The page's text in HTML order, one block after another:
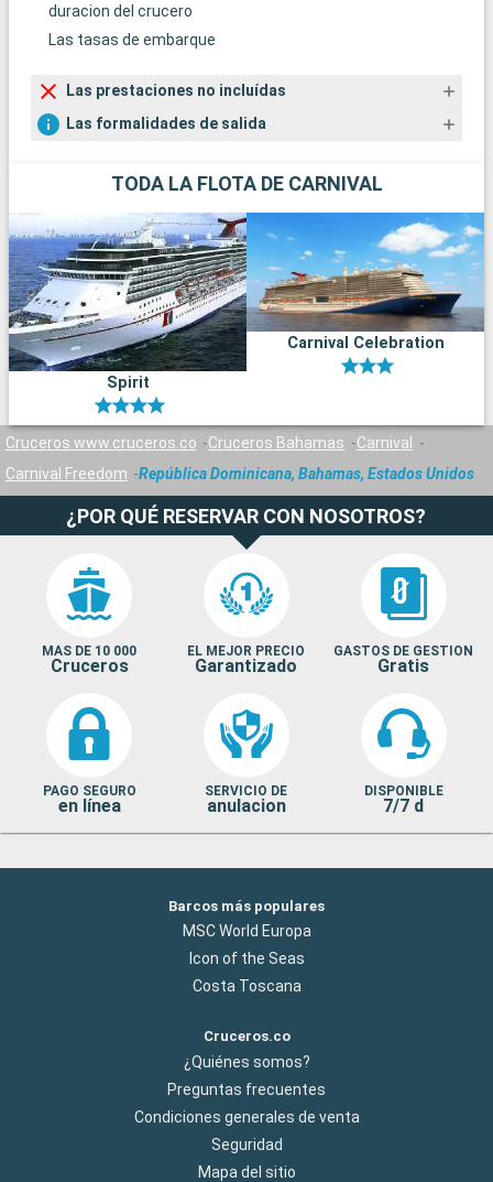
duracion del crucero
Las tasas de embarque
Las prestaciones no incluídas
Las formalidades de salida
TODA LA FLOTA DE CARNIVAL
Spirit
Carnival Celebration
Cruceros www.cruceros.co Cruceros Bahamas
Carnival
Carnival Freedom
República Dominicana, Bahamas, Estados Unidos
¿POR QUÉ RESERVAR CON NOSOTROS?
MAS DE 10 000
Cruceros
EL MEJOR PRECIO
Garantizado
GASTOS DE GESTION
Gratis
PAGO SEGURO
en línea
SERVICIO DE
anulacion
DISPONIBLE
7/7 d
Barcos más populares
MSC World Europa
Icon of the Seas
Costa Toscana
Cruceros.co
¿Quiénes somos?
Preguntas frecuentes
Condiciones generales de venta
Seguridad
Mapa del sitio